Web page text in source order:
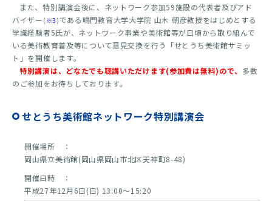
また、特別講演会後に、ネットワーク参加59施設の代表者及びアド
バイザー ( ※3 )である鳴門教育大学大学院 山木 朝彦教授をはじめとする
学識経験者5氏が、ネットワーク事業や美術館等が日頃から取り組んで
いる美術教育普及等について意見交換を行う「せとうち美術館サミッ
ト」を開催します。
特別講演は、どなたでも聴講いただけます(参加費は無料)ので、 多数
のご参加をお待ちしております。
せとうち美術館ネットワーク特別講演会
開催場所 ：
岡山県立美術館(岡山県岡山市北区天神町8-48)
開催日時 ：
平成27年12月6日(日) 13:00～15:20